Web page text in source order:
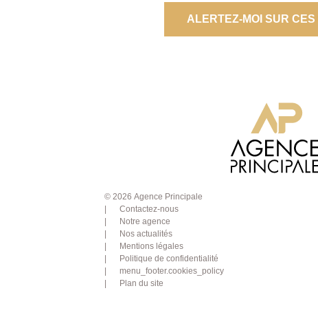
ALERTEZ-MOI SUR
© 2026 Agence Principale
Contactez-nous
Notre agence
Nos actualités
Mentions légales
Politique de confidentialité
menu_footer.cookies_policy
Plan du site